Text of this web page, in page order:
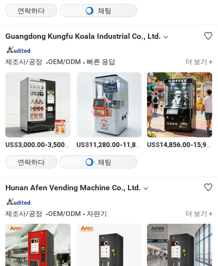
연락하다
채팅
Guangdong Kungfu Koala Industrial Co., Ltd.
제조사/공장 OEM/ODM 빠른 응답 더 보기 +
US$3,000.00-3,500.00 /상품
US$11,280.00-11,800.00 /Piece
US$14,856.00-15,999.00
연락하다 채팅
Hunan Afen Vending Machine Co., Ltd.
제조사/공장 OEM/ODM 자판기 더 보기 +